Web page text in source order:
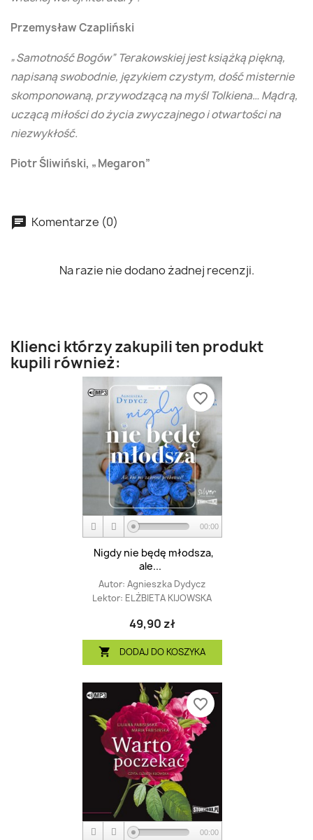
Przemysław Czapliński
„Samotność Bogów” Terakowskiej jest książką piękną,
napisaną swobodnie, językiem czystym, dość misternie
skomponowaną, przywodzącą na myśl Tolkiena… Mądrą,
uczącą miłości do życia zwyczajnego i otwartości na
niezwykłość.
Piotr Śliwiński, „Megaron”
Komentarze (0)
Na razie nie dodano żadnej recenzji.
Klienci którzy zakupili ten produkt
kupili również:
00:00
Nigdy nie będę młodsza,
ale...
Autor: Agnieszka Dydycz
Lektor: ELŻBIETA KIJOWSKA
49,90 zł
 DODAJ DO KOSZYKA
favorite_border
00:00
favorite_border